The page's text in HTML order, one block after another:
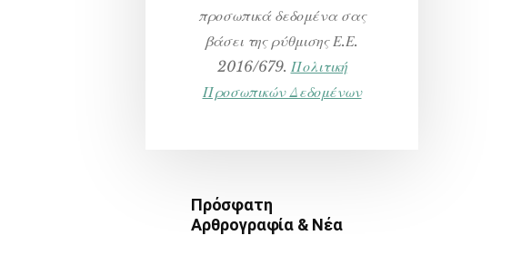
προσωπικά δεδομένα σας
βάσει της ρύθμισης Ε.Ε.
2016/679. Πολιτική
Προσωπικών Δεδομένων
Πρόσφατη
Αρθρογραφία & Νέα